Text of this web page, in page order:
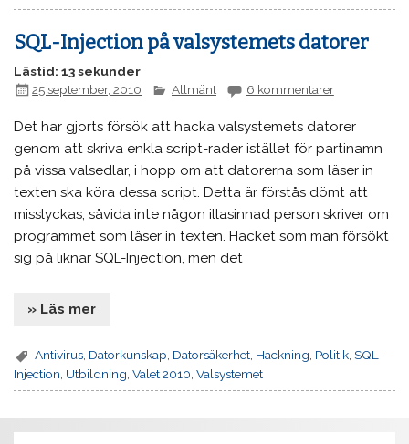
SQL-Injection på valsystemets datorer
Lästid: 13 sekunder
25 september, 2010
Allmänt 6 kommentarer
Det har gjorts försök att hacka valsystemets datorer
genom att skriva enkla script-rader istället för partinamn
på vissa valsedlar, i hopp om att datorerna som läser in
texten ska köra dessa script. Detta är förstås dömt att
misslyckas, såvida inte någon illasinnad person skriver om
programmet som läser in texten. Hacket som man försökt
sig på liknar SQL-Injection, men det
» Läs mer
Antivirus Datorkunskap Datorsäkerhet Hackning Politik ,SQL-
Injection, Utbildning,Valet 2010,Valsystemet